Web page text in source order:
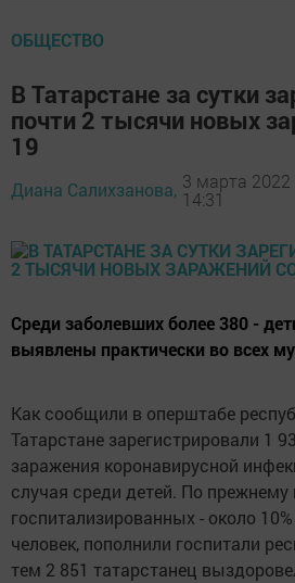
ОБЩЕСТВО
В Татарстане за сутки
почти 2 тысячи новых
19
Диана Салихзанова, 3 марта 2022
14:31
Среди заболевших более 380 -
выявлены практически во всех
Как сообщили в оперштабе
Татарстане зарегистрировали 1
заражения коронавирусной
случая среди детей. По
госпитализированных - около
человек, пополнили госпитали
тем 2 851 татарстанец